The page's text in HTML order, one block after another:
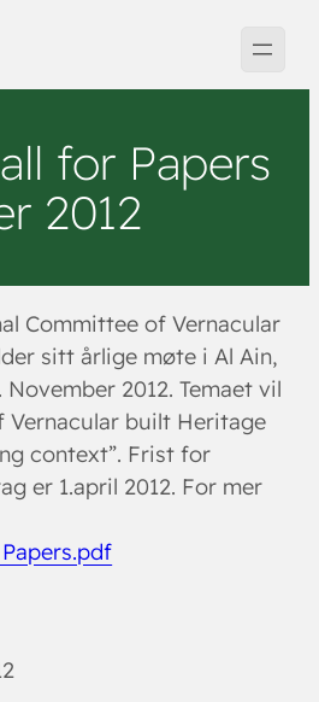
for Papers
2012
Committee of Vernacular
sitt årlige møte i Al Ain,
November 2012. Temaet vil
Vernacular built Heritage
context”. Frist for
er 1.april 2012. For mer